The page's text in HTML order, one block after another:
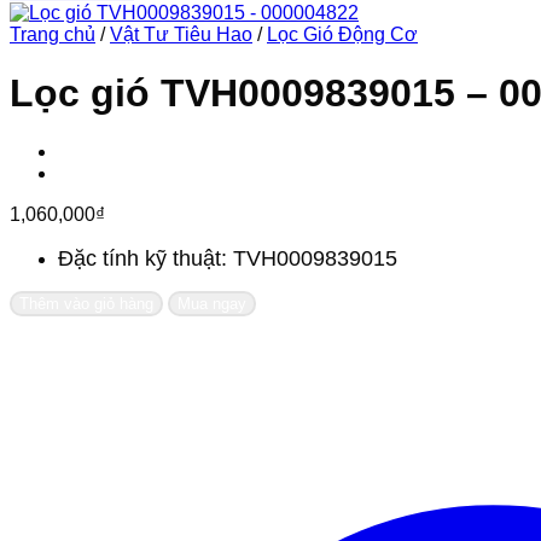
Trang chủ / Vật Tư Tiêu Hao / Lọc Gió Động Cơ
Lọc gió TVH0009839015 –
1,060,000₫
Đặc tính kỹ thuật: TVH0009839015